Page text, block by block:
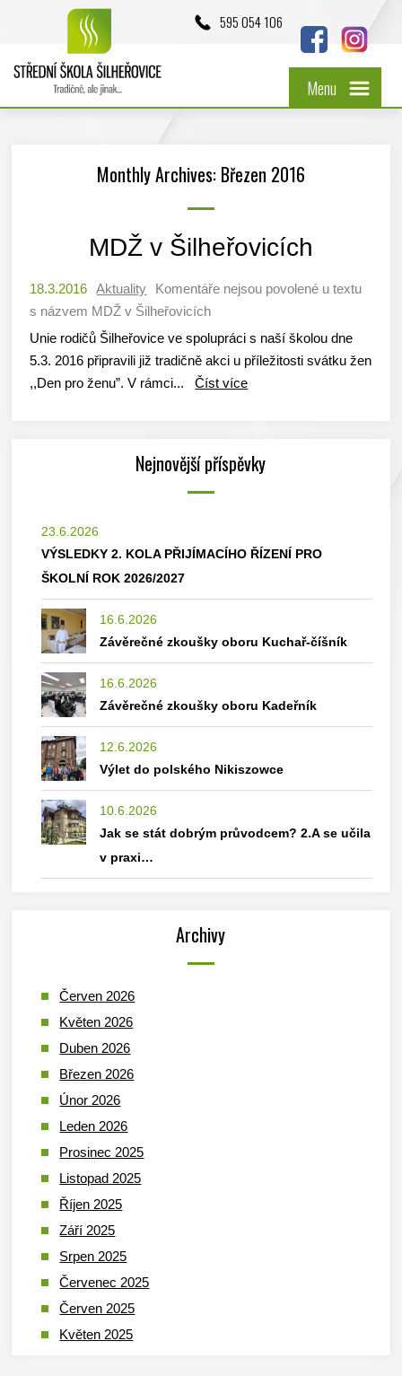
595 054 106
Menu
Monthly Archives: Březen 2016
MDŽ v Šilheřovicích
18.3.2016 Aktuality Komentáře nejsou povolené u textu
s názvem MDŽ v Šilheřovicích
Unie rodičů Šilheřovice ve spolupráci s naší školou dne
5.3. 2016 připravili již tradičně akci u příležitosti svátku žen
,,Den pro ženu”. V rámci...Číst více
Nejnovější příspěvky
23.6.2026
VÝSLEDKY 2. KOLA PŘIJÍMACÍHO ŘÍZENÍ PRO
ŠKOLNÍ ROK 2026/2027
16.6.2026
Závěrečné zkoušky oboru Kuchař-číšník
16.6.2026
Závěrečné zkoušky oboru Kadeřník
12.6.2026
Výlet do polského Nikiszowce
10.6.2026
Jak se stát dobrým průvodcem? 2.A se učila
v praxi…
Archivy
Červen 2026
Květen 2026
Duben 2026
Březen 2026
Únor 2026
Leden 2026
Prosinec 2025
Listopad 2025
Říjen 2025
Září 2025
Srpen 2025
Červenec 2025
Červen 2025
Květen 2025